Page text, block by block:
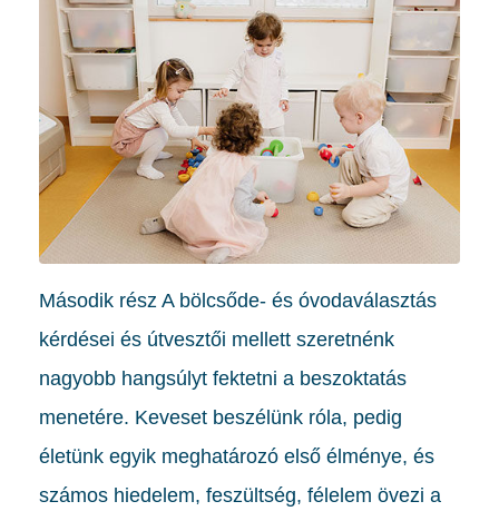
Második rész A bölcsőde- és óvodaválasztás
kérdései és útvesztői mellett szeretnénk
nagyobb hangsúlyt fektetni a beszoktatás
menetére. Keveset beszélünk róla, pedig
életünk egyik meghatározó első élménye, és
számos hiedelem, feszültség, félelem övezi a